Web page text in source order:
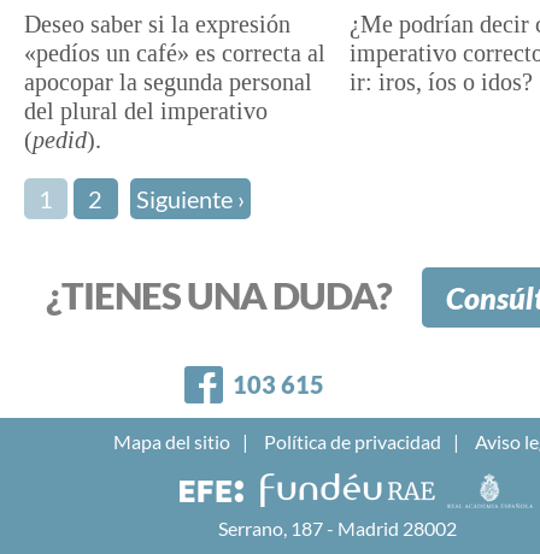
Deseo saber si la expresión
«pedíos un café» es correcta al
apocopar la segunda personal
del plural del imperativo
(pedid).
¿Me podrían decir
imperativo
ir: iros, íos o idos?
1 2 Siguiente ›
¿TIENES UNA DUDA?
Facebook
103 615
Mapa del sitio Política de privacidad Aviso
Serrano, 187 - Madrid 28002